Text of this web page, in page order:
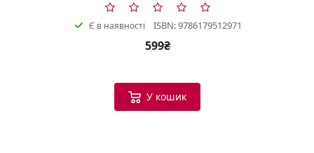
Є в наявності ISBN: 9786179512971
599₴
У кошик